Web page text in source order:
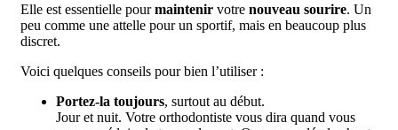
Elle est essentielle pourmaintenir votre nouveau sourire. Un
peu comme une attelle pour un sportif, mais en beaucoup plus
discret.
Voici quelques conseils pour bien l’utiliser :
Portez-la toujours, surtout au début.
Jour et nuit. Votre orthodontiste vous dira quand vous